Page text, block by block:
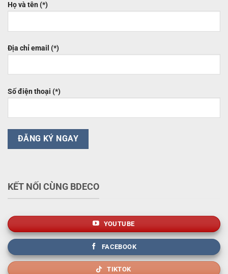
Họ và tên (*)
Địa chỉ email (*)
Số điện thoại (*)
KẾT NỐI CÙNG BDECO
YOUTUBE
FACEBOOK
TIKTOK